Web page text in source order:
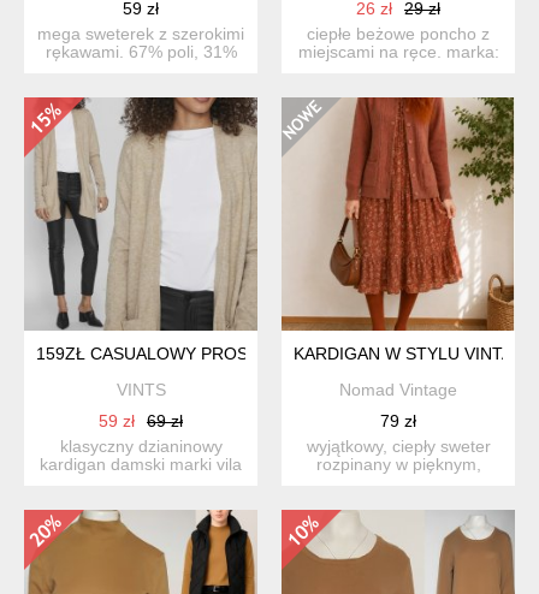
59 zł
mega sweterek z szerokimi
rękawami. 67% poli, 31%
26 zł
29 zł
ciepłe beżowe poncho z
miejscami na ręce. marka:
159ZŁ CASUALOWY PROSTY DŁUŻSZY BEŻOWY SWETER
VINTS
59 zł
69 zł
klasyczny dzianinowy
kardigan damski marki vila
KARDIGAN W STYLU
Nomad Vintage
79 zł
wyjątkowy, ciepły sweter
rozpinany w pięknym,